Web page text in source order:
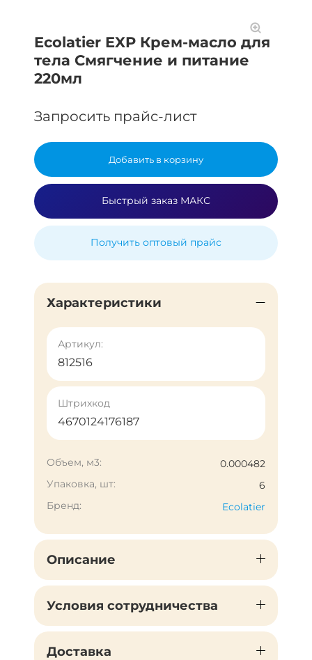
Ecolatier EXP Крем-масло для
тела Смягчение и питание
220мл
Запросить прайс-лист
Добавить в корзину
Быстрый заказ МАКС
Получить оптовый прайс
Характеристики
Артикул:
812516
Штрихкод
4670124176187
Объем, м3:
0.000482
Упаковка, шт:
6
Бренд:
Ecolatier
Описание
Условия сотрудничества
Доставка